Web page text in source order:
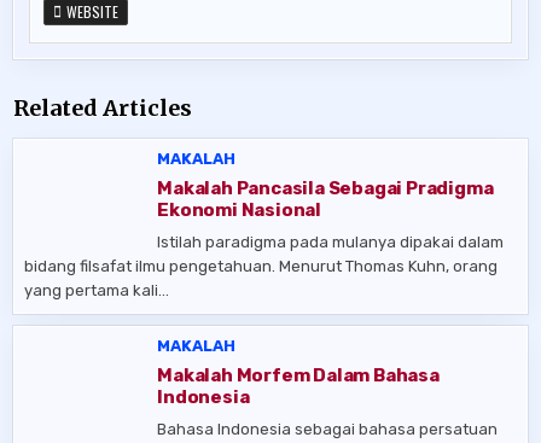
WEBSITE
Related Articles
MAKALAH
Makalah Pancasila Sebagai Pradigma
Ekonomi Nasional
Istilah paradigma pada mulanya dipakai dalam
bidang filsafat ilmu pengetahuan. Menurut Thomas Kuhn, orang
yang pertama kali…
MAKALAH
Makalah Morfem Dalam Bahasa
Indonesia
Bahasa Indonesia sebagai bahasa persatuan